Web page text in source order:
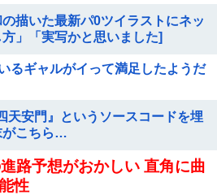
の描いた最新パ0ツイラストにネッ
」「実写かと思いました]
るギャルがイって満足したようだ
天安門』というソースコードを埋
がこちら…
路予想がおかしい 直角に曲
性